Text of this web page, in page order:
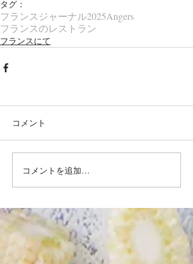
タグ：
フランスジャーナル2025Angers
フランスのレストラン
フランスにて
コメント
コメントを追加…